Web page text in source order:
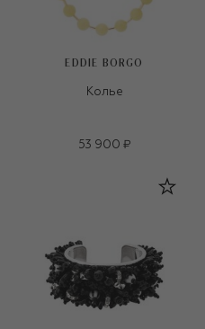
EDDIE BORGO
Колье
53 900 ₽